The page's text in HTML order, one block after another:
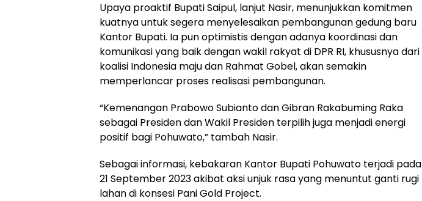
Upaya proaktif Bupati Saipul, lanjut Nasir, menunjukkan komitmen
kuatnya untuk segera menyelesaikan pembangunan gedung baru
Kantor Bupati. Ia pun optimistis dengan adanya koordinasi dan
komunikasi yang baik dengan wakil rakyat di DPR RI, khususnya dari
koalisi Indonesia maju dan Rahmat Gobel, akan semakin
memperlancar proses realisasi pembangunan.
“Kemenangan Prabowo Subianto dan Gibran Rakabuming Raka
sebagai Presiden dan Wakil Presiden terpilih juga menjadi energi
positif bagi Pohuwato,” tambah Nasir.
Sebagai informasi, kebakaran Kantor Bupati Pohuwato terjadi pada
21 September 2023 akibat aksi unjuk rasa yang menuntut ganti rugi
lahan di konsesi Pani Gold Project.